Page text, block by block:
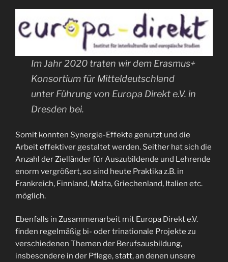
Im Jahr 2020 traten wir dem Erasmus+
Konsortium für Mitteldeutschland
unter Führung von Europa Direkt e.V. in
Dresden bei.
Somit konnten Synergie-Effekte genutzt und die
Arbeit effektiver gestaltet werden. Seither hat sich die
Anzahl der Zielländer für Auszubildende und Lehrende
enorm vergrößert, so sind heute Praktika z.B. in
Frankreich, Finnland, Malta, Griechenland, Italien etc.
möglich.
Ebenfalls in Zusammenarbeit mit Europa Direkt e.V.
finden regelmäßig bi- oder trinationale Projekte zu
verschiedenen Themen der Berufsausbildung,
insbesondere in der Pflege, statt, an denen unsere